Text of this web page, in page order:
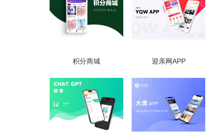
积分商城 迎亲网APP